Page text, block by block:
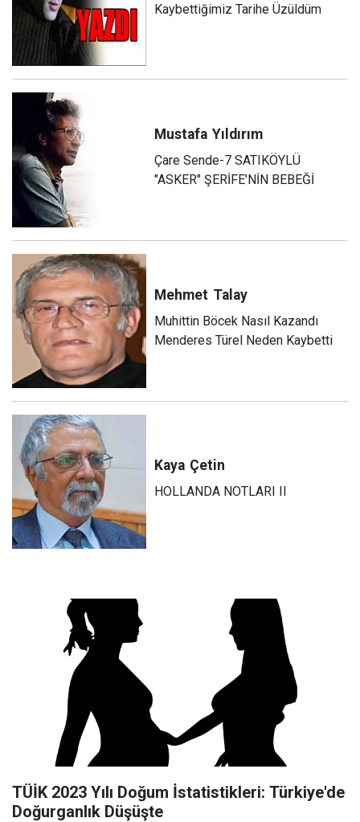
Kaybettiğimiz Tarihe Üzüldüm
Mustafa Yıldırım
Çare Sende-7 SATIKÖYLÜ
"ASKER" ŞERİFE'NİN BEBEĞİ
Mehmet Talay
Muhittin Böcek Nasıl Kazandı
Menderes Türel Neden Kaybetti
Kaya Çetin
HOLLANDA NOTLARI II
TÜİK 2023 Yılı Doğum İstatistikleri: Türkiye'de
Doğurganlık Düşüşte